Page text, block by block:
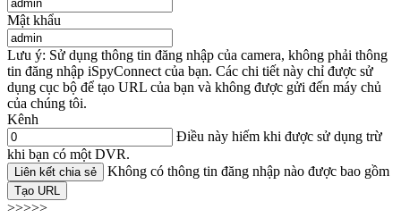
Mật khẩu
Lưu ý: Sử dụng thông tin đăng nhập của camera, không phải thông
tin đăng nhập iSpyConnect của bạn. Các chi tiết này chỉ được sử
dụng cục bộ để tạo URL của bạn và không được gửi đến máy chủ
của chúng tôi.
Kênh
Điều này hiếm khi được sử dụng trừ
khi bạn có một DVR.
Liên kết chia sẻ Không có thông tin đăng nhập nào được bao gồm
Tạo URL
>>>>>